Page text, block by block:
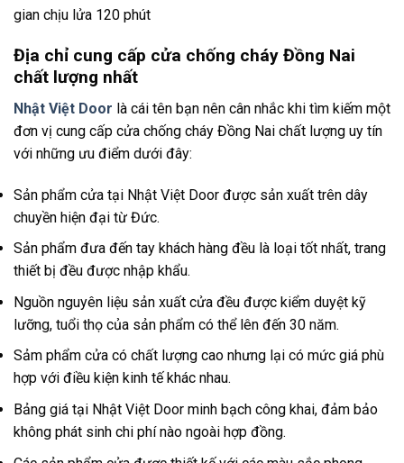
gian chịu lửa 120 phút
Địa chỉ cung cấp cửa chống cháy Đồng Nai
chất lượng nhất
Nhật Việt Door là cái tên bạn nên cân nhắc khi tìm kiếm một
đơn vị cung cấp cửa chống cháy Đồng Nai chất lượng uy tín
với những ưu điểm dưới đây:
Sản phẩm cửa tại Nhật Việt Door được sản xuất trên dây
chuyền hiện đại từ Đức.
Sản phẩm đưa đến tay khách hàng đều là loại tốt nhất, trang
thiết bị đều được nhập khẩu.
Nguồn nguyên liệu sản xuất cửa đều được kiểm duyệt kỹ
lưỡng, tuổi thọ của sản phẩm có thể lên đến 30 năm.
Sảm phẩm cửa có chất lượng cao nhưng lại có mức giá phù
hợp với điều kiện kinh tế khác nhau.
Bảng giá tại Nhật Việt Door minh bạch công khai, đảm bảo
không phát sinh chi phí nào ngoài hợp đồng.